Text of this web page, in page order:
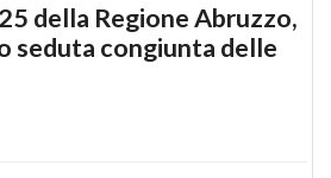
della Regione Abruzzo,
seduta congiunta delle